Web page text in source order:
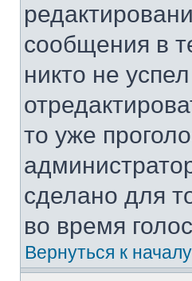
сообщения в
никто не
то уже
сделано для
во время
Вернуться к началу